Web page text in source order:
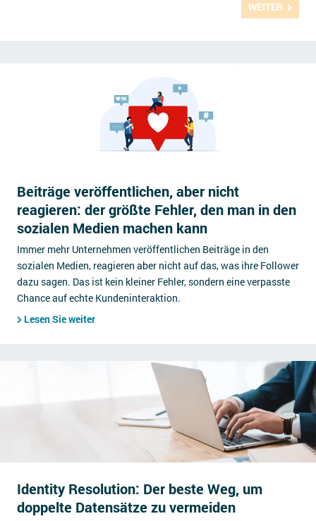
WEITER
Beiträge veröffentlichen, aber nicht
reagieren: der größte Fehler, den man in den
sozialen Medien machen kann
Immer mehr Unternehmen veröffentlichen Beiträge in den
sozialen Medien, reagieren aber nicht auf das, was ihre Follower
dazu sagen. Das ist kein kleiner Fehler, sondern eine verpasste
Chance auf echte Kundeninteraktion.
Lesen Sie weiter
Identity Resolution: Der beste Weg, um
doppelte Datensätze zu vermeiden